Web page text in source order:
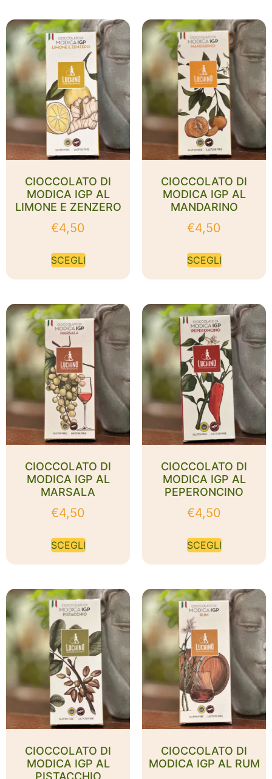
CIOCCOLATO DI
MODICA IGP AL
LIMONE E ZENZERO
€4,50
SCEGLI
CIOCCOLATO DI
MODICA IGP AL
MANDARINO
€4,50
SCEGLI
CIOCCOLATO DI
MODICA IGP AL
MARSALA
€4,50
SCEGLI
CIOCCOLATO DI
MODICA IGP AL
PEPERONCINO
€4,50
SCEGLI
CIOCCOLATO DI
MODICA IGP AL
PISTACCHIO
CIOCCOLATO DI
MODICA IGP AL RUM